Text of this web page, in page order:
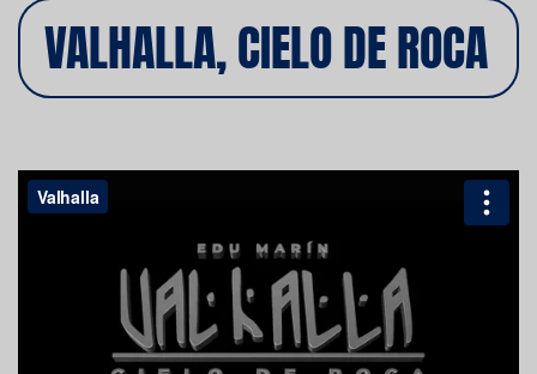
VALHALLA, CIELO DE ROCA